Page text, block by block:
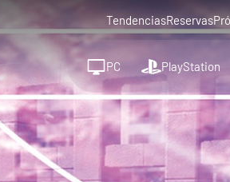
TendenciasReservas
PC PlayStation